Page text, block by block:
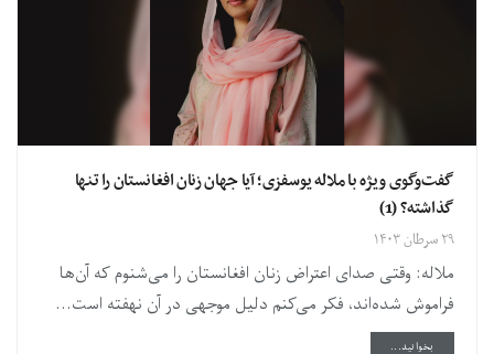
گفت‌وگوی ویژه با ملاله یوسفزی؛ آیا جهان زنان افغانستان را تنها
گذاشته؟ (1)
۲۹ سرطان ۱۴۰۳
ملاله: وقتی صدای اعتراض زنان افغانستان را می‌شنوم که آن‌ها
فراموش شده‌اند، فکر می‌کنم دلیل موجهی در آن نهفته است...
بخوانید...